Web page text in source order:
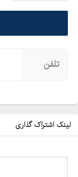
تلفن
لینک اشتراک گذاری